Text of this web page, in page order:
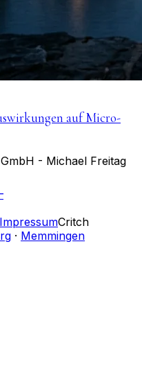
auf Micro-
- Michael Freitag
ImpressumCritch
· Memmingen